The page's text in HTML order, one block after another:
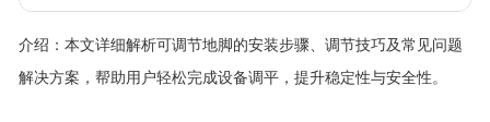
介绍： 本文详细解析可调节地脚的安装步骤、调节技巧及常见问题
解决方案，帮助用户轻松完成设备调平，提升稳定性与安全性。